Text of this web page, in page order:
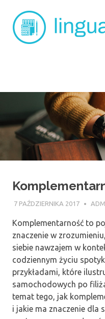
content
7 PAŹDZIERNIKA 2017
Komplementarność to
znaczenie w
siebie nawzajem w
codziennym życiu
przykładami, które
samochodowych po
temat tego, jak
i jakie ma znaczenie dla